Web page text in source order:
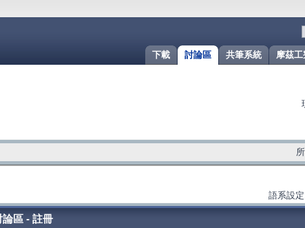
摩茲工
共筆系統
討論區
下載
語系設
論區 - 註冊